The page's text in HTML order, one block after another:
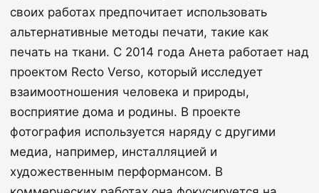
своих работах предпочитает использовать
альтернативные методы печати, такие как
печать на ткани. С 2014 года Анета работает над
проектом Recto Verso, который исследует
взаимоотношения человека и природы,
восприятие дома и родины. В проекте
фотография используется наряду с другими
медиа, например, инсталляцией и
художественным перформансом. В